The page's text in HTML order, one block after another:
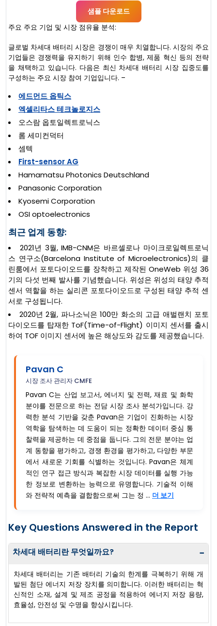
샘플 다운로드
주요 주요 기업 및 시장 점유율 분석:
글로벌 차세대 배터리 시장은 경쟁이 매우 치열합니다. 시장의 주요
기업들은 경쟁력을 유지하기 위해 인수 합병, 제품 혁신 등의 전략
을 채택하고 있습니다. 다음은 최신 차세대 배터리 시장 집중도를
구성하는 주요 시장 참여 기업입니다. –
에드먼드 옵틱스
엑셀리타스 테크놀로지스
오스람 옵토일렉트로닉스
롬 세미컨덕터
셈텍
First-sensor AG
Hamamatsu Photonics Deutschland
Panasonic Corporation
Kyosemi Corporation
OSI optoelectronics
최근 업계 동향:
2021년 3월, IMB-CNM은 바르셀로나 마이크로일렉트로닉
스 연구소(Barcelona Institute of Microelectronics)의 클
린룸에서 포토다이오드를 장착하고 제작된 OneWeb 위성 36
기의 다섯 번째 발사를 기념했습니다. 위성은 위성의 태양 추적
센서 역할을 하는 실리콘 포토다이오드로 구성된 태양 추적 센
서로 구성됩니다.
2020년 2월, 파나소닉은 100만 화소의 고급 애벌랜치 포토
다이오드를 탑재한 ToF(Time-of-Flight) 이미지 센서를 출시
하여 TOF 이미지 센서에 높은 해상도와 감도를 제공했습니다.
Pavan C
시장 조사 관리자 CMFE
Pavan C는 산업 보고서, 에너지 및 전력, 재료 및 화학
분야를 전문으로 하는 전담 시장 조사 분석가입니다. 강
력한 분석 기반을 갖춘 Pavan은 기업이 진화하는 시장
역학을 탐색하는 데 도움이 되는 정확한 데이터 중심 통
찰력을 제공하는 데 중점을 둡니다. 그의 전문 분야는 업
계 동향을 평가하고, 경쟁 환경을 평가하고, 다양한 부문
에서 새로운 기회를 식별하는 것입니다. Pavan은 체계
적인 연구 접근 방식과 복잡한 시장 데이터를 실행 가능
한 정보로 변환하는 능력으로 유명합니다. 기술적 이해
와 전략적 예측을 결합함으로써 그는 정 ... 더 보기
Key Questions Answered in the Report
차세대 배터리란 무엇일까요? −
차세대 배터리는 기존 배터리 기술의 한계를 극복하기 위해 개
발된 첨단 에너지 저장 장치를 의미합니다. 이러한 배터리는 혁
신적인 소재, 설계 및 제조 공정을 적용하여 에너지 저장 용량,
효율성, 안전성 및 수명을 향상시킵니다.